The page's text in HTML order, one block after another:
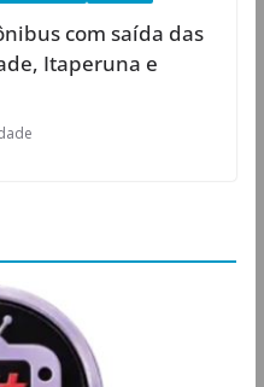
com saída das
Itaperuna e